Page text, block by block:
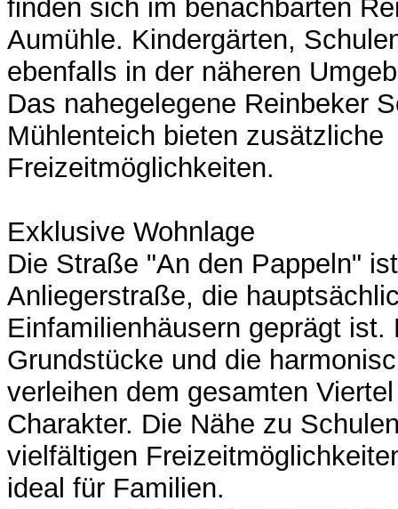
finden sich im benachbarten
Aumühle. Kindergärten,
ebenfalls in der näheren
Das nahegelegene Reinbeker
Mühlenteich bieten zusätzliche
Freizeitmöglichkeiten.
Exklusive Wohnlage
Die Straße "An den Pappeln"
Anliegerstraße, die
Einfamilienhäusern geprägt ist.
Grundstücke und die
verleihen dem gesamten
Charakter. Die Nähe zu
vielfältigen
ideal für Familien.